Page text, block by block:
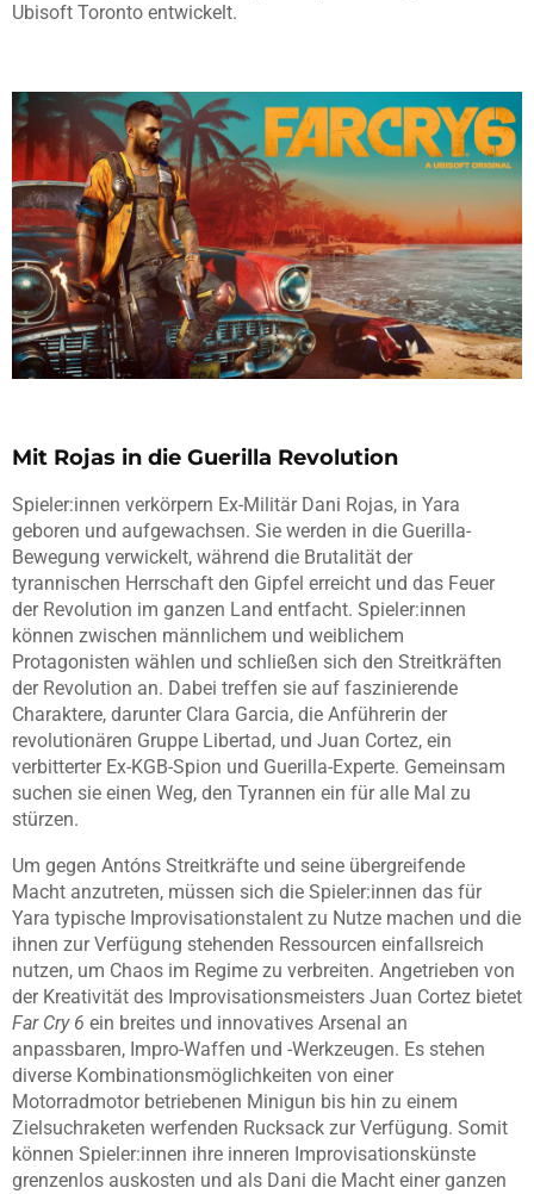
Ubisoft Toronto entwickelt.
Mit Rojas in die Guerilla Revolution
Spieler:innen verkörpern Ex-Militär Dani Rojas, in Yara
geboren und aufgewachsen. Sie werden in die Guerilla-
Bewegung verwickelt, während die Brutalität der
tyrannischen Herrschaft den Gipfel erreicht und das Feuer
der Revolution im ganzen Land entfacht. Spieler:innen
können zwischen männlichem und weiblichem
Protagonisten wählen und schließen sich den Streitkräften
der Revolution an. Dabei treffen sie auf faszinierende
Charaktere, darunter Clara Garcia, die Anführerin der
revolutionären Gruppe Libertad, und Juan Cortez, ein
verbitterter Ex-KGB-Spion und Guerilla-Experte. Gemeinsam
suchen sie einen Weg, den Tyrannen ein für alle Mal zu
stürzen.
Um gegen Antóns Streitkräfte und seine übergreifende
Macht anzutreten, müssen sich die Spieler:innen das für
Yara typische Improvisationstalent zu Nutze machen und die
ihnen zur Verfügung stehenden Ressourcen einfallsreich
nutzen, um Chaos im Regime zu verbreiten. Angetrieben von
der Kreativität des Improvisationsmeisters Juan Cortez bietet
Far Cry 6 ein breites und innovatives Arsenal an
anpassbaren, Impro-Waffen und -Werkzeugen. Es stehen
diverse Kombinationsmöglichkeiten von einer
Motorradmotor betriebenen Minigun bis hin zu einem
Zielsuchraketen werfenden Rucksack zur Verfügung. Somit
können Spieler:innen ihre inneren Improvisationskünste
grenzenlos auskosten und als Dani die Macht einer ganzen